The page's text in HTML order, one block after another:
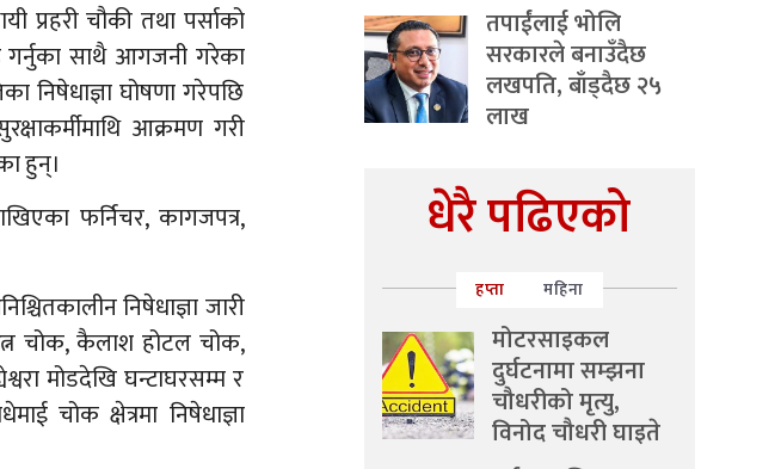
प्रहरी चौकी तथा पर्साको
गर्नुका साथै आगजनी गरेका
निषेधाज्ञा घोषणा गरेपछि
आक्रमण गरी
हुन्।
फर्निचर, कागजपत्र,
निषेधाज्ञा जारी
चोक, कैलाश होटल चोक,
मोडदेखि घन्टाघरसम्म र
चोक क्षेत्रमा निषेधाज्ञा
तपाईंलाई भोलि
सरकारले बनाउँदैछ
लखपति, बाँड्दैछ २५
लाख
धेरै पढिएको
हप्ता महिना
मोटरसाइकल
दुर्घटनामा सम्झना
चौधरीको मृत्यु,
विनोद चौधरी घाइते